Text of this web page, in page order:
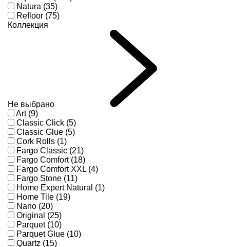
Natura (35)
Refloor (75)
Коллекция
Не выбрано
Art (9)
Classic Click (5)
Classic Glue (5)
Cork Rolls (1)
Fargo Classic (21)
Fargo Comfort (18)
Fargo Comfort XXL (4)
Fargo Stone (11)
Home Expert Natural (1)
Home Tile (19)
Nano (20)
Original (25)
Parquet (10)
Parquet Glue (10)
Quartz (15)